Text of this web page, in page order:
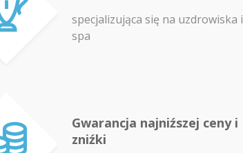
specjalizująca się na uzdrowiska i
spa
Gwarancja najniźszej ceny i
zniźki